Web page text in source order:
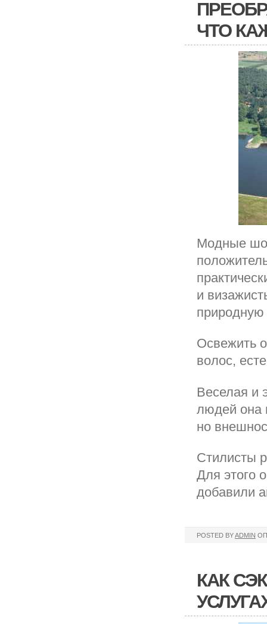
ЧТО
Модные
и
природную
Освежить
волос,
Веселая и
людей она
но
Стилисты
Для этого
добавили
POSTED BYADMIN
КАК